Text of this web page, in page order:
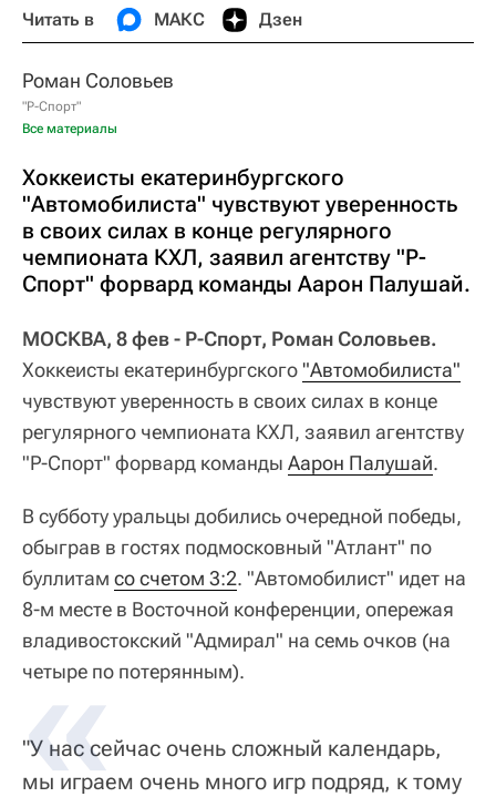
Читать в МАКС Дзен
Роман Соловьев
"Р-Спорт"
Все материалы
Хоккеисты екатеринбургского
"Автомобилиста" чувствуют уверенность
в своих силах в конце регулярного
чемпионата КХЛ, заявил агентству "Р-
Спорт" форвард команды Аарон Палушай.
МОСКВА, 8 фев - Р-Спорт, Роман Соловьев.
Хоккеисты екатеринбургского"Автомобилиста"
чувствуют уверенность в своих силах в конце
регулярного чемпионата КХЛ, заявил агентству
"Р-Спорт" форвард команды Аарон Палушай.
В субботу уральцы добились очередной победы,
обыграв в гостях подмосковный "Атлант" по
буллитам со счетом 3:2. "Автомобилист" идет на
8-м месте в Восточной конференции, опережая
владивостокский "Адмирал" на семь очков (на
четыре по потерянным).
"У нас сейчас очень сложный календарь,
мы играем очень много игр подряд, к тому